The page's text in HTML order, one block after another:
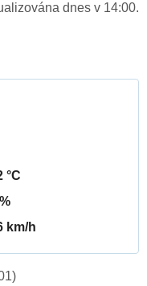
dnes v 14:00.
°C
km/h